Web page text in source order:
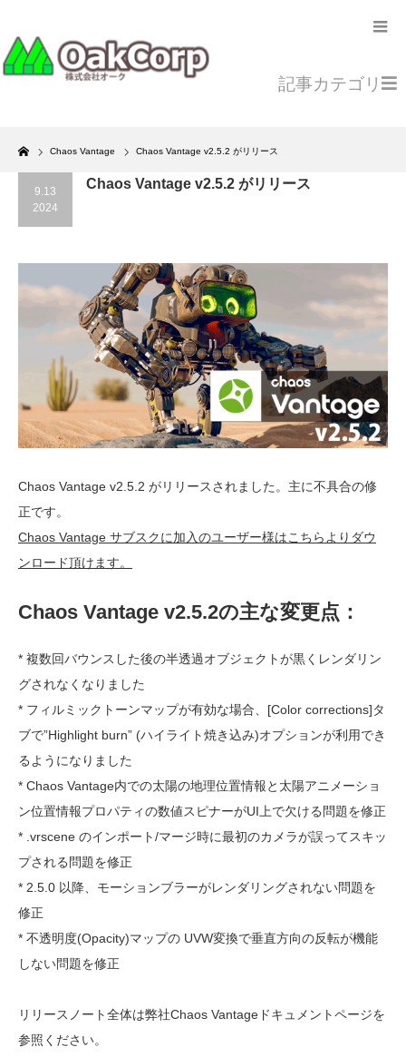
Home
Chaos Vantage Chaos Vantage v2.5.2 がリリース
記事カテゴリ
9.13
2024
Chaos Vantage v2.5.2 がリリース
Chaos Vantage v2.5.2 がリリースされました。主に不具合の修
正です。
Chaos Vantage サブスクに加入のユーザー様はこちらよりダウ
ンロード頂けます。
Chaos Vantage v2.5.2の主な変更点：
* 複数回バウンスした後の半透過オブジェクトが黒くレンダリン
グされなくなりました
* フィルミックトーンマップが有効な場合、[Color corrections]タ
ブで”Highlight burn” (ハイライト焼き込み)オプションが利用でき
るようになりました
* Chaos Vantage内での太陽の地理位置情報と太陽アニメーショ
ン位置情報プロパティの数値スピナーがUI上で欠ける問題を修正
* .vrscene のインポート/マージ時に最初のカメラが誤ってスキッ
プされる問題を修正
* 2.5.0 以降、モーションブラーがレンダリングされない問題を
修正
* 不透明度(Opacity)マップの UVW変換で垂直方向の反転が機能
しない問題を修正
リリースノート全体は弊社Chaos Vantageドキュメントページを
参照ください。